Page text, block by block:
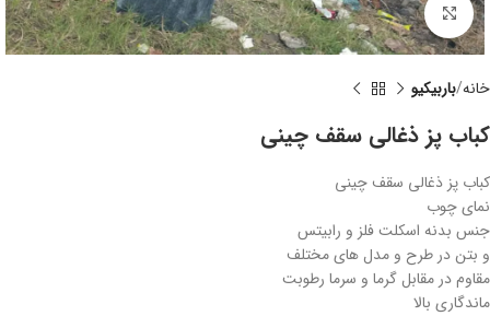
برای بزرگنمایی کلیک کنید
خانه باربیکیو
کباب پز ذغالی سقف چینی
کباب پز ذغالی سقف چینی
نمای چوب
جنس بدنه اسکلت فلز و رابیتس
و بتن در طرح و مدل های مختلف
مقاوم در مقابل گرما و سرما رطوبت
ماندگاری بالا